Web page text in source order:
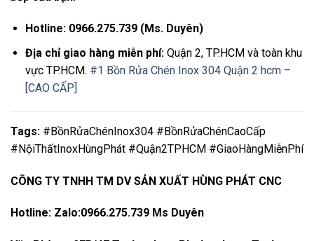
Hotline: 0966.275.739 (Ms. Duyên)
Địa chỉ giao hàng miễn phí:Quận 2, TP.HCM và toàn khu
vực TP.HCM. #1 Bồn Rửa Chén Inox 304 Quận 2 hcm –
[CAO CẤP]
Tags: #BồnRửaChénInox304 #BồnRửaChénCaoCấp
#NộiThấtInoxHùngPhát #Quận2TPHCM #GiaoHàngMiễnPhí
CÔNG TY TNHH TM DV SẢN XUẤT HÙNG PHÁT CNC
Hotline: Zalo:0966.275.739 Ms Duyên